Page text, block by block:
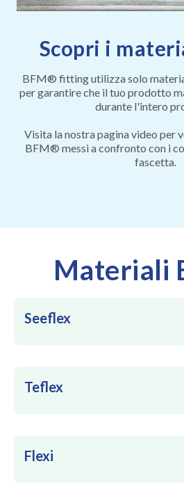
Scopri i
BFM® fitting utilizza solo
per garantire che il tuo prodotto
durante l'intero
Visita la nostra pagina video per
BFM® messi a confronto con i
fascetta.
Materiali
Seeflex
Teflex
Flexi